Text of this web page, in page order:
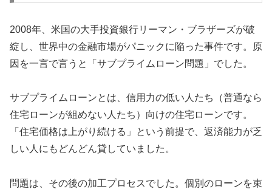
2008年、米国の大手投資銀行リーマン・ブラザーズが破
綻し、世界中の金融市場がパニックに陥った事件です。原
因を一言で言うと「サブプライムローン問題」でした。
サブプライムローンとは、信用力の低い人たち（普通なら
住宅ローンが組めない人たち）向けの住宅ローンです。
「住宅価格は上がり続ける」という前提で、返済能力が乏
しい人にもどんどん貸していました。
問題は、その後の加工プロセスでした。個別のローンを束